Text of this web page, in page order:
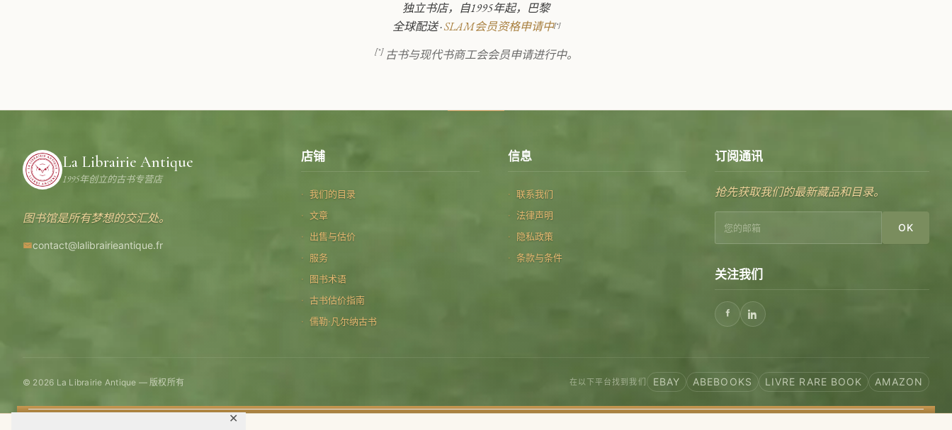
✕
独立书店，自1995年起，巴黎
全球配送 ·SLAM会员资格申请中[*]
[*]古书与现代书商工会会员申请进行中。
La Librairie Antique
1995年创立的古书专营店
图书馆是所有梦想的交汇处。
contact@lalibrairieantique.fr
店铺
我们的目录
文章
出售与估价
服务
图书术语
古书估价指南
儒勒·凡尔纳古书
信息
联系我们
法律声明
隐私政策
条款与条件
订阅通讯
抢先获取我们的最新藏品和目录。
OK
关注我们
© 2026 La Librairie Antique — 版权所有 在以下平台找到我们 EBAY ABEBOOKS LIVRE RARE BOOK AMAZON